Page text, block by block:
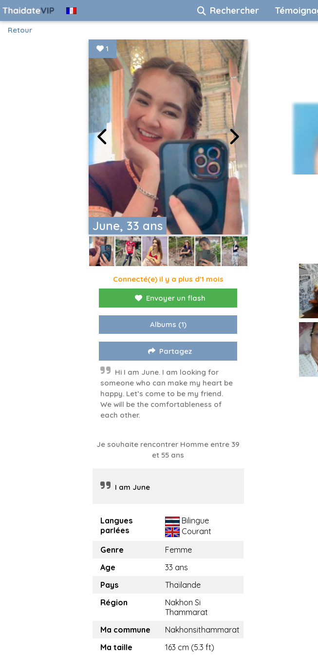
Rechercher
Retour
June, 33 ans
1
Connecté(e) il y a plus d'1 mois
Envoyer un flash
Albums (1)
Partagez
Hi I am June. I am looking for
someone who can make my heart be
happy. Let’s come to be my friend.
We will be the comfortableness of
each other.
Je souhaite rencontrer Homme entre 39
et 55 ans
I am June
Langues
parlées
Bilingue
Courant
Genre
Femme
Age
33 ans
Pays
Thaïlande
Région
Nakhon Si
Thammarat
Ma commune
Nakhonsithammarat
Ma taille
163 cm (5.3 ft)